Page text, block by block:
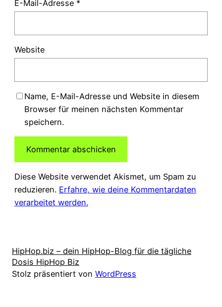
E-Mail-Adresse *
Website
Name, E-Mail-Adresse und Website in diesem
Browser für meinen nächsten Kommentar
speichern.
Diese Website verwendet Akismet, um Spam zu
reduzieren. Erfahre, wie deine Kommentardaten
verarbeitet werden.
HipHop.biz – dein HipHop-Blog für die tägliche
Dosis HipHop Biz
Stolz präsentiert von WordPress